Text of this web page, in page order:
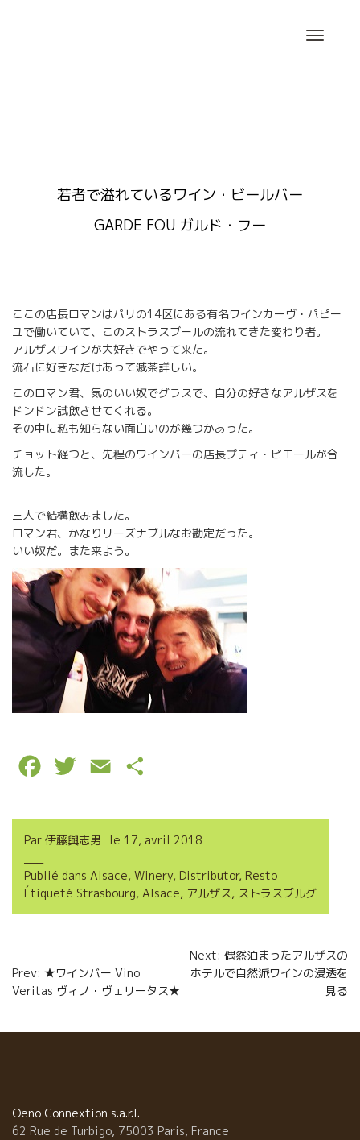
若者で溢れているワイン・ビールバー
GARDE FOU ガルド・フー
ここの店長ロマンはパリの14区にある有名ワインカーヴ・パピー
ユで働いていて、このストラスブールの流れてきた変わり者。
アルザスワインが大好きでやって来た。
流石に好きなだけあって滅茶詳しい。
このロマン君、気のいい奴でグラスで、自分の好きなアルザスを
ドンドン試飲させてくれる。
その中に私も知らない面白いのが幾つかあった。
チョット経つと、先程のワインバーの店長プティ・ピエールが合
流した。
三人で結構飲みました。
ロマン君、かなりリーズナブルなお勘定だった。
いい奴だ。また来よう。
c
b
o
k
i
t
e
a
l
r
a
g
Par 伊藤與志男 le 17, avril 2018
Publié dans Alsace, Winery, Distributor, Resto
Étiqueté Strasbourg, Alsace, アルザス, ストラスブルグ
Navigation
de
Prev: ★ワインバー Vino
Veritas ヴィノ・ヴェリータス★
Next: 偶然泊まったアルザスの
ホテルで自然派ワインの浸透を
見る
Oeno Connextion s.a.r.l.
62 Rue de Turbigo, 75003 Paris, France